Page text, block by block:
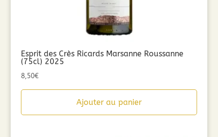
Esprit des Crès Ricards Marsanne Roussanne
(75cl) 2025
8,50€
Ajouter au panier